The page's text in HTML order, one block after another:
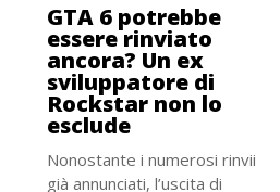
GTA 6 potrebbe
essere rinviato
ancora? Un ex
sviluppatore di
Rockstar non lo
esclude
Nonostante i numerosi rinvii
già annunciati, l’uscita di